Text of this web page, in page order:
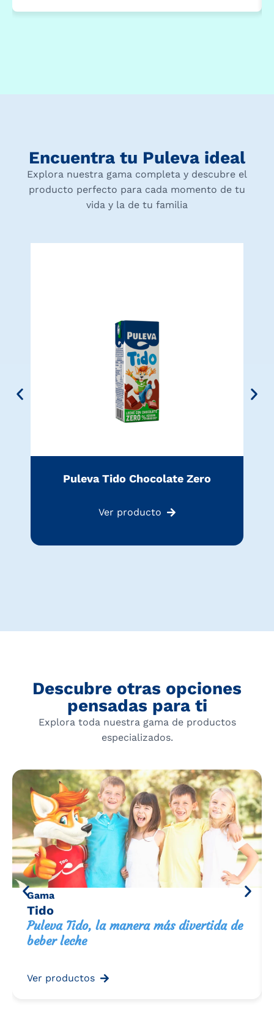
Encuentra tu Puleva ideal
Explora nuestra gama completa y descubre el
producto perfecto para cada momento de tu
vida y la de tu familia
Puleva Tido Chocolate Zero
Ver producto
Descubre otras opciones
pensadas para ti
Explora toda nuestra gama de productos
especializados.
Gama
Tido
Puleva Tido, la manera más divertida de
beber leche
Ver productos